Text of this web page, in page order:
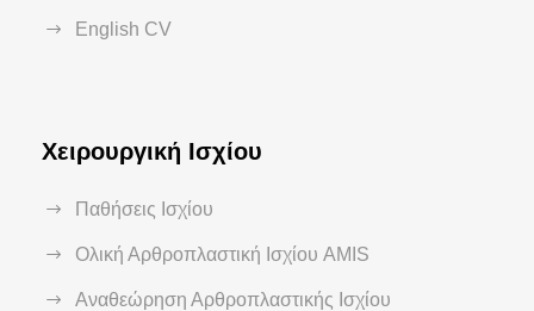
English CV
Χειρουργική Ισχίου
Παθήσεις Ισχίου
Ολική Αρθροπλαστική Ισχίου AMIS
Αναθεώρηση Αρθροπλαστικής Ισχίου